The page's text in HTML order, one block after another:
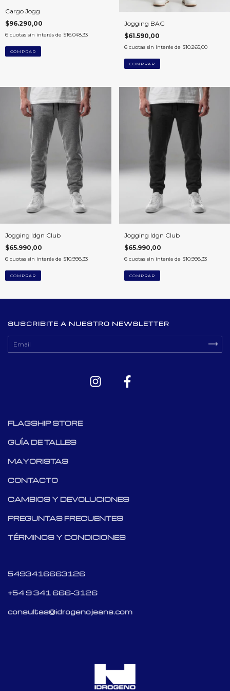
Cargo Jogg
$96.290,00
6 cuotas sin interés de $16.048,33
COMPRAR
Jogging BAG
$61.590,00
6 cuotas sin interés de $10.265,00
COMPRAR
Jogging Idgn Club
$65.990,00
6 cuotas sin interés de $10.998,33
COMPRAR
Jogging Idgn Club
$65.990,00
6 cuotas sin interés de $10.998,33
COMPRAR
SUSCRIBITE A NUESTRO NEWSLETTER
FLAGSHIP STORE
GUÍA DE TALLES
MAYORISTAS
CONTACTO
CAMBIOS Y DEVOLUCIONES
PREGUNTAS FRECUENTES
TÉRMINOS Y CONDICIONES
5493416663126
+54 9 341 666-3126
consultas@idrogenojeans.com